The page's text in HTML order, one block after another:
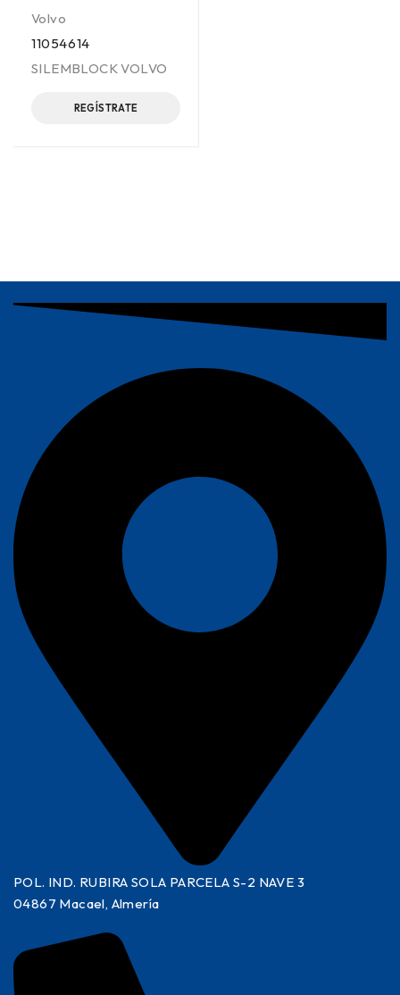
Volvo
11054614
SILEMBLOCK VOLVO
REGÍSTRATE
POL. IND. RUBIRA SOLA PARCELA S-2 NAVE 3
04867 Macael, Almería